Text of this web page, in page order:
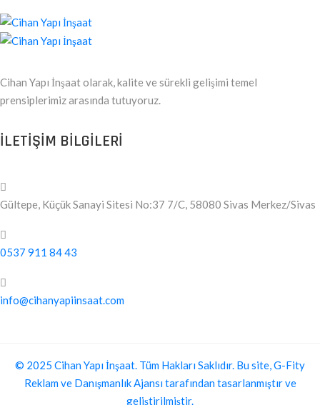
Cihan Yapı İnşaat olarak, kalite ve sürekli gelişimi temel
prensiplerimiz arasında tutuyoruz.
ILETIŞIM BILGILERI
Gültepe, Küçük Sanayi Sitesi No:37 7/C, 58080 Sivas Merkez/Sivas
0537 911 84 43
info@cihanyapiinsaat.com
© 2025 Cihan Yapı İnşaat. Tüm Hakları Saklıdır. Bu site, G-Fity
Reklam ve Danışmanlık Ajansı tarafından tasarlanmıştır ve
geliştirilmiştir.